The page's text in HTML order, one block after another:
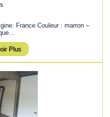
France Couleur : marron –
Plus